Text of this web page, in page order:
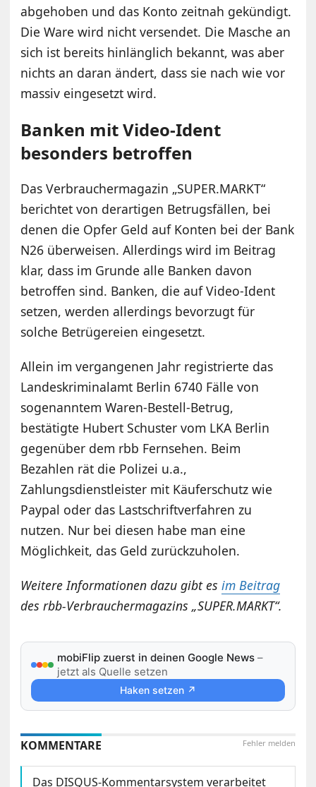
abgehoben und das Konto zeitnah gekündigt.
Die Ware wird nicht versendet. Die Masche an
sich ist bereits hinlänglich bekannt, was aber
nichts an daran ändert, dass sie nach wie vor
massiv eingesetzt wird.
Banken mit Video-Ident
besonders betroffen
Das Verbrauchermagazin „SUPER.MARKT“
berichtet von derartigen Betrugsfällen, bei
denen die Opfer Geld auf Konten bei der Bank
N26 überweisen. Allerdings wird im Beitrag
klar, dass im Grunde alle Banken davon
betroffen sind. Banken, die auf Video-Ident
setzen, werden allerdings bevorzugt für
solche Betrügereien eingesetzt.
Allein im vergangenen Jahr registrierte das
Landeskriminalamt Berlin 6740 Fälle von
sogenanntem Waren-Bestell-Betrug,
bestätigte Hubert Schuster vom LKA Berlin
gegenüber dem rbb Fernsehen. Beim
Bezahlen rät die Polizei u.a.,
Zahlungsdienstleister mit Käuferschutz wie
Paypal oder das Lastschriftverfahren zu
nutzen. Nur bei diesen habe man eine
Möglichkeit, das Geld zurückzuholen.
Weitere Informationen dazu gibt esim Beitrag
des rbb-Verbrauchermagazins „SUPER.MARKT“.
mobiFlip zuerst in deinen Google News –
jetzt als Quelle setzen
Haken setzen ↗
Fehler melden
KOMMENTARE
Das DISQUS-Kommentarsystem verarbeitet